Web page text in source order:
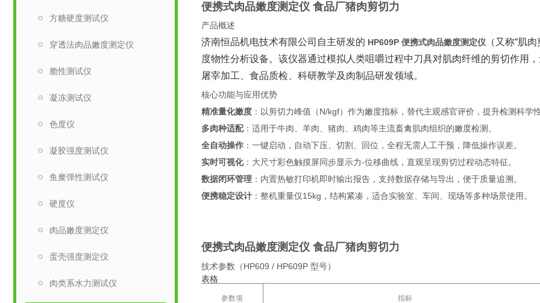
便携式肉品嫩度测定仪 食品厂猪肉剪切力
产品概述
济南恒品机电技术有限公司自主研发的 ‌ HP609P 便携式肉品嫩度测定仪 （又称“肌
度物性分析设备。该仪器通过模拟人类咀嚼过程中刀具对肌肉纤维的剪切作用
屠宰加工、食品质检、科研教学及肉制品研发领域。
核心功能与应用优势
精准量化嫩度 ：以剪切力峰值（N/kgf）作为嫩度指标，替代主观感官评价，提升检测科学
多肉种适配‌：适用于牛肉、羊肉、猪肉、鸡肉等主流畜禽肌肉组织的嫩度检测。
全自动操作 ‌：一键启动，自动下压、切割、回位，全程无需人工干预，降低操作误差。
实时可视化‌：大尺寸彩色触摸屏同步显示力-位移曲线，直观呈现剪切过程动态特征。
数据闭环管理 ‌：内置热敏打印机即时输出报告，支持数据存储与导出，便于质量追溯。
便携稳定设计 ‌：整机重量仅15kg，结构紧凑，适合实验室、车间、现场等多种场景使用。
便携式肉品嫩度测定仪 食品厂猪肉剪切力
技术参数（HP609 / HP609P 型号）
表格
参数项 指标
方糖硬度测试仪
穿透法肉品嫩度测定仪
脆性测试仪
凝冻测试仪
色度仪
凝胶强度测试仪
鱼糜弹性测试仪
硬度仪
肉品嫩度测定仪
蛋壳强度测定仪
肉类系水力测试仪